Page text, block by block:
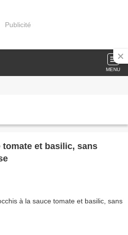
Publicité
MENU
et basilic, sans